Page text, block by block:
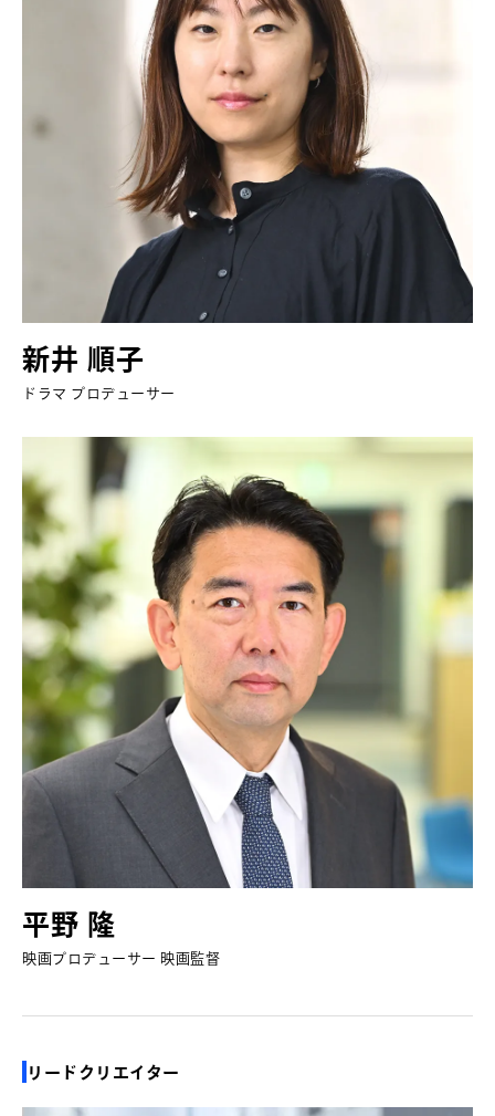
新井 順子
ドラマ プロデューサー
平野 隆
映画プロデューサー 映画監督
リードクリエイター